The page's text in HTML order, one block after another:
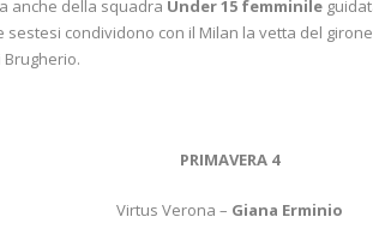
anche della squadra Under 15 femminile
sestesi condividono con il Milan la vetta del
Brugherio.
PRIMAVERA 4
Virtus Verona – Giana Erminio